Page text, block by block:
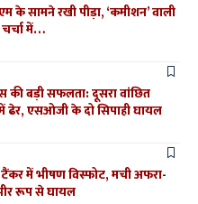
के सामने रखी पीड़ा, ‘कमीशन’ वाली
चर्चा में…
की बड़ी सफलता: दूसरा वांछित
ढेर, एसओजी के दो सिपाही घायल
में भीषण विस्फोट, मची अफरा-
रूप से घायल